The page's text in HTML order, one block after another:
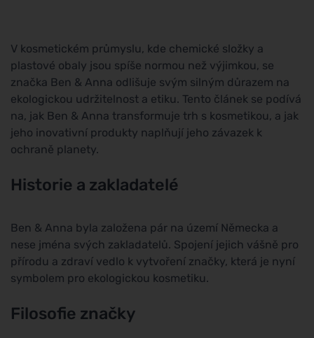
V kosmetickém průmyslu, kde chemické složky a
plastové obaly jsou spíše normou než výjimkou, se
značka Ben & Anna odlišuje svým silným důrazem na
ekologickou udržitelnost a etiku. Tento článek se podívá
na, jak Ben & Anna transformuje trh s kosmetikou, a jak
jeho inovativní produkty naplňují jeho závazek k
ochraně planety.
Historie a zakladatelé
Ben & Anna byla založena pár na území Německa a
nese jména svých zakladatelů. Spojení jejich vášně pro
přírodu a zdraví vedlo k vytvoření značky, která je nyní
symbolem pro ekologickou kosmetiku.
Filosofie značky